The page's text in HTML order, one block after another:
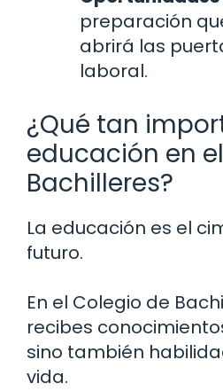
preparación
abrirá las
laboral.
¿Qué tan
educación en
Bachilleres?
La educación es el
futuro.
En el Colegio de
recibes
sino también
vida.